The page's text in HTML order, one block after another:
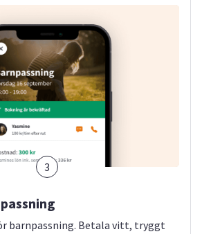
3
barnpassning. Betala vitt, tryggt